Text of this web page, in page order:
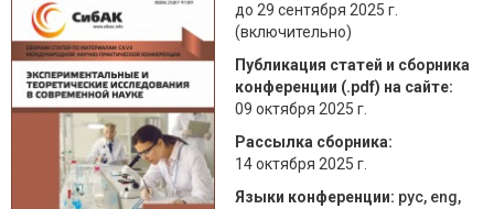
до 29 сентября 2025 г.
(включительно)
Публикация статей и сборника
конференции (.pdf) на сайте:
09 октября 2025 г.
Рассылка сборника:
14 октября 2025 г.
Языки конференции: рус, eng,